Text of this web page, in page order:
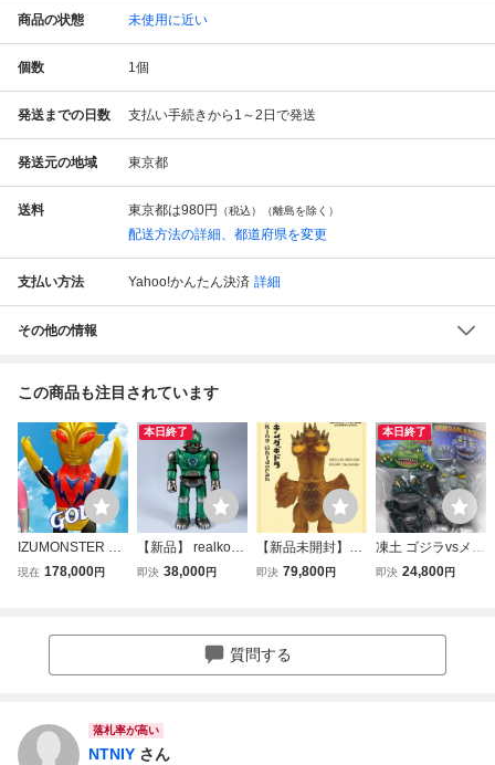
商品の状態 未使用に近い
個数 1個
発送までの日数 支払い手続きから1～2日で発送
発送元の地域 東京都
送料 東京都は980円 （税込）（離島を除く）
配送方法の詳細、都道府県を変更
支払い方法 Yahoo!かんたん決済 詳細
その他の情報
この商品も注目されています
IZUMONSTER 流
星人間ゾーン ゴー
現在 178,000円
本日終了
【新品】 realkouc
lub Atom zero ワ
レガブhxsリアル
ヘッドtkom真頭玩
即決 38,000円
【新品未開封】エ
ンカビニール キン
はなIZUMONSTE
Rエレガブhxsリア
即決 79,800円
本日終了
凍土 ゴジラvsメカ
ゴジラ ワンフェス
即決 24,800円
質問する
落札率が高い
NTNIY さん